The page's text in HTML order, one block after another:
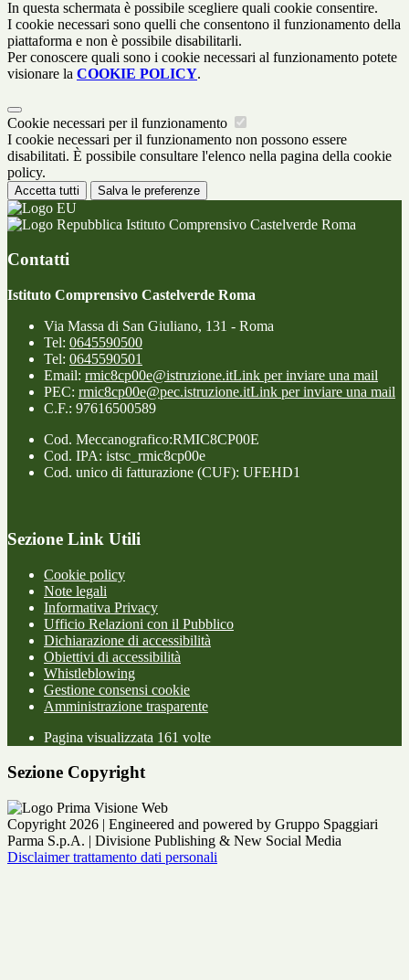
In questa schermata è possibile scegliere quali cookie consentire.
I cookie necessari sono quelli che consentono il funzionamento della
piattaforma e non è possibile disabilitarli.
Per conoscere quali sono i cookie necessari al funzionamento potete
visionare la COOKIE POLICY.
Cookie necessari per il funzionamento
I cookie necessari per il funzionamento non possono essere
disabilitati. È possibile consultare l'elenco nella pagina della cookie
policy.
Accetta tutti Salva le preferenze
Istituto Comprensivo Castelverde Roma
Contatti
Istituto Comprensivo Castelverde Roma
Via Massa di San Giuliano, 131 - Roma
Tel: 0645590500
Tel: 0645590501
Email: rmic8cp00e@istruzione.itLink per inviare una mail
PEC: rmic8cp00e@pec.istruzione.itLink per inviare una mail
C.F.: 97616500589
Cod. Meccanografico:RMIC8CP00E
Cod. IPA: istsc_rmic8cp00e
Cod. unico di fatturazione (CUF): UFEHD1
Sezione Link Utili
Cookie policy
Note legali
Informativa Privacy
Ufficio Relazioni con il Pubblico
Dichiarazione di accessibilità
Obiettivi di accessibilità
Whistleblowing
Gestione consensi cookie
Amministrazione trasparente
Pagina visualizzata 161 volte
Sezione Copyright
Copyright 2026 | Engineered and powered by Gruppo Spaggiari
Parma S.p.A. | Divisione Publishing & New Social Media
Disclaimer trattamento dati personali